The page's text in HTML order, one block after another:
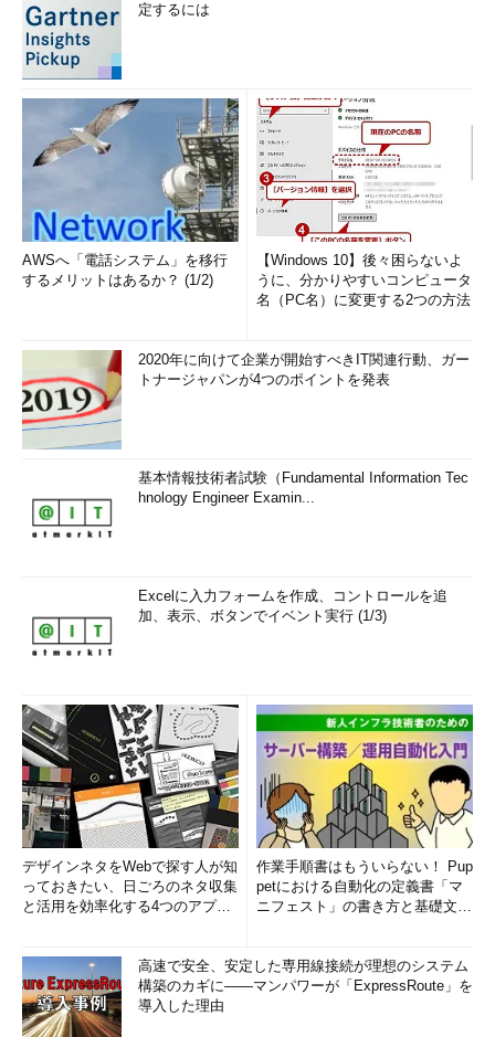
定するには
AWSへ「電話システム」を移行
するメリットはあるか？ (1/2)
【Windows 10】後々困らないよ
うに、分かりやすいコンピュータ
名（PC名）に変更する2つの方法
2020年に向けて企業が開始すべきIT関連行動、ガー
トナージャパンが4つのポイントを発表
基本情報技術者試験（Fundamental Information Tec
hnology Engineer Examin...
Excelに入力フォームを作成、コントロールを追
加、表示、ボタンでイベント実行 (1/3)
デザインネタをWebで探す人が知
っておきたい、日ごろのネタ収集
と活用を効率化する4つのアプリ
作業手順書はもういらない！ Pup
petにおける自動化の定義書「マ
ニフェスト」の書き方と基礎文法
高速で安全、安定した専用線接続が理想のシステム
構築のカギに――マンパワーが「ExpressRoute」を
導入した理由